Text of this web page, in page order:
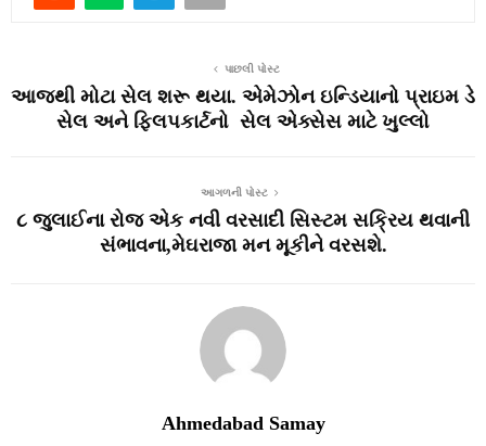
પાછલી પોસ્ટ
આજથી મોટા સેલ શરૂ થયા. એમેઝોન ઇન્‍ડિયાનો પ્રાઇમ ડે
સેલ અને ફિલપકાર્ટનો સેલ એક્‍સેસ માટે ખુલ્‍લો
આગળની પોસ્ટ
૮ જુલાઈના રોજ એક નવી વરસાદી સિસ્ટમ સક્રિય થવાની
સંભાવના,મેઘરાજા મન મૂકીને વરસશે.
Ahmedabad Samay